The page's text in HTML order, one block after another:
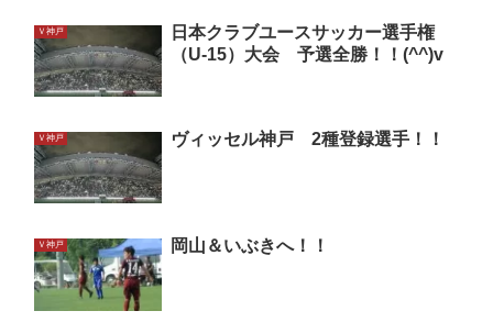
Ｖ神戸
日本クラブユースサッカー選手権
（U-15）大会 予選全勝！！(^^)v
Ｖ神戸 ヴィッセル神戸 2種登録選手！！
Ｖ神戸 岡山＆いぶきへ！！